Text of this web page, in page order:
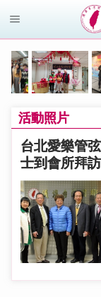
活動照片
台北愛樂管
士到會所拜訪